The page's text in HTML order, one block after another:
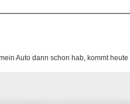
Auto dann schon hab, kommt